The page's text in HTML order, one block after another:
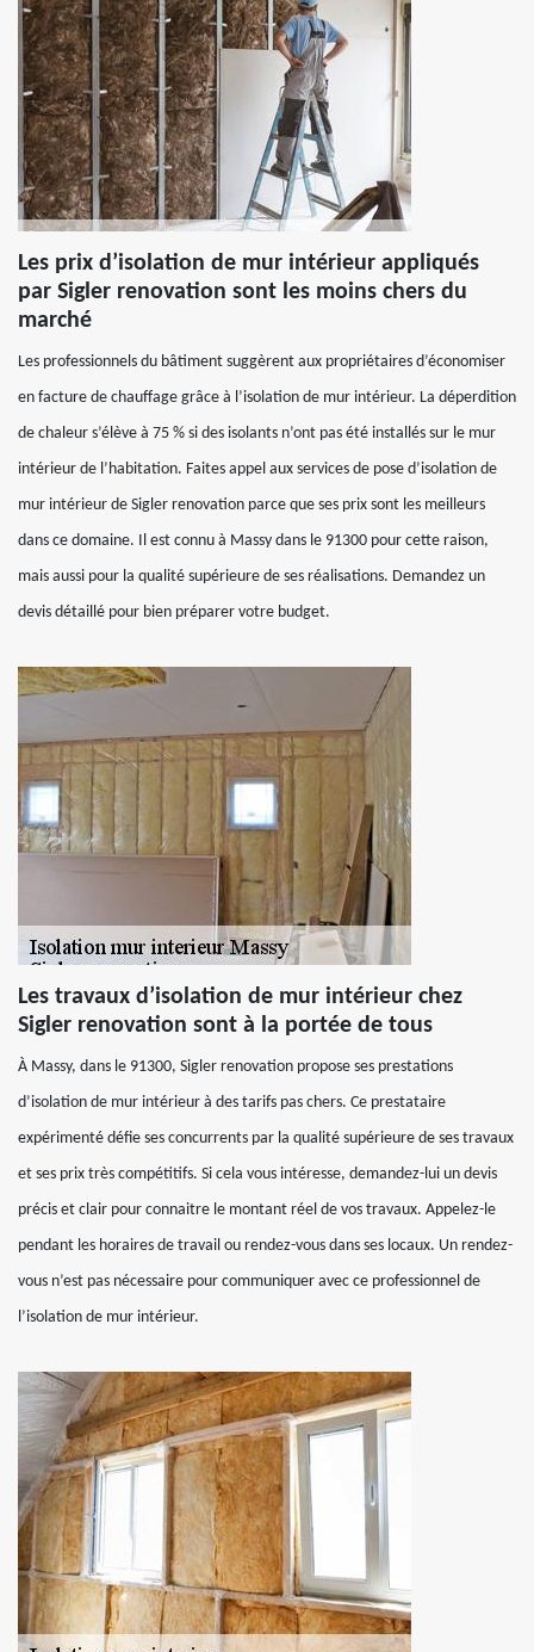
Les prix d’isolation de mur intérieur appliqués
par Sigler renovation sont les moins chers du
marché
Les professionnels du bâtiment suggèrent aux propriétaires d’économiser
en facture de chauffage grâce à l’isolation de mur intérieur. La déperdition
de chaleur s’élève à 75 % si des isolants n’ont pas été installés sur le mur
intérieur de l’habitation. Faites appel aux services de pose d’isolation de
mur intérieur de Sigler renovation parce que ses prix sont les meilleurs
dans ce domaine. Il est connu à Massy dans le 91300 pour cette raison,
mais aussi pour la qualité supérieure de ses réalisations. Demandez un
devis détaillé pour bien préparer votre budget.
Les travaux d’isolation de mur intérieur chez
Sigler renovation sont à la portée de tous
À Massy, dans le 91300, Sigler renovation propose ses prestations
d’isolation de mur intérieur à des tarifs pas chers. Ce prestataire
expérimenté défie ses concurrents par la qualité supérieure de ses travaux
et ses prix très compétitifs. Si cela vous intéresse, demandez-lui un devis
précis et clair pour connaitre le montant réel de vos travaux. Appelez-le
pendant les horaires de travail ou rendez-vous dans ses locaux. Un rendez-
vous n’est pas nécessaire pour communiquer avec ce professionnel de
l’isolation de mur intérieur.